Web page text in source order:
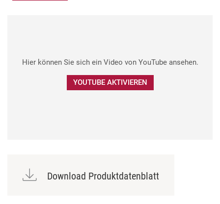
Hier können Sie sich ein Video von YouTube ansehen.
YOUTUBE AKTIVIEREN
Download Produktdatenblatt